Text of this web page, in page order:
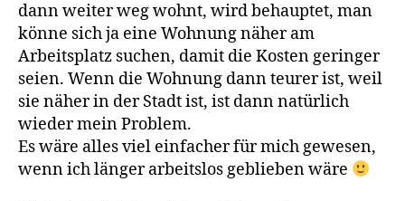
dann weiter weg wohnt, wird behauptet, man
könne sich ja eine Wohnung näher am
Arbeitsplatz suchen, damit die Kosten geringer
seien. Wenn die Wohnung dann teurer ist, weil
sie näher in der Stadt ist, ist dann natürlich
wieder mein Problem.
Es wäre alles viel einfacher für mich gewesen,
wenn ich länger arbeitslos geblieben wäre